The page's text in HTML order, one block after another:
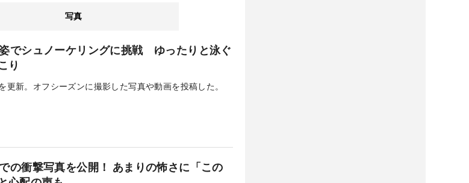
写真
でシュノーケリングに挑戦 ゆったりと泳ぐ
り
新。オフシーズンに撮影した写真や動画を投稿した。
の衝撃写真を公開！ あまりの怖さに「この